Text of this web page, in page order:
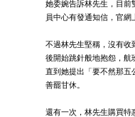
她委婉告訴林先生，目前
員中心有發通知信，官網
不過林先生堅稱，沒有收
後開始跳針般地抱怨，航
直到她提出「要不然那五
善罷甘休。
還有一次，林先生購買特